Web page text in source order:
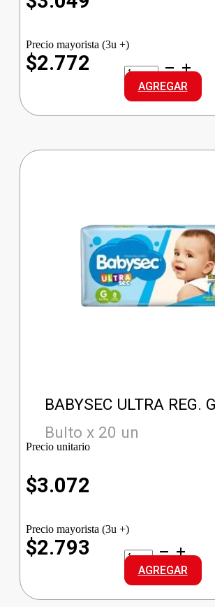
Precio mayorista (3u +)
$2.772
NOSOTRAS
TOALLA
NATURAL
BUENAS
NOC
AGREGAR
BABYSEC ULTRA REG.
Bulto x 20 un
Precio unitario
$3.072
Precio mayorista (3u +)
$2.793
BABYSEC
ULTRA
REG.
GRANDE
cantidad
AGREGAR